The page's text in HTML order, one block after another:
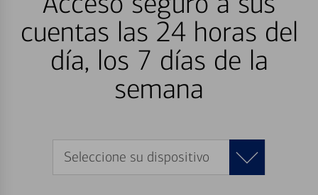
cuentas las 24 horas del
día, los 7 días de la
semana
Seleccione su dispositivo